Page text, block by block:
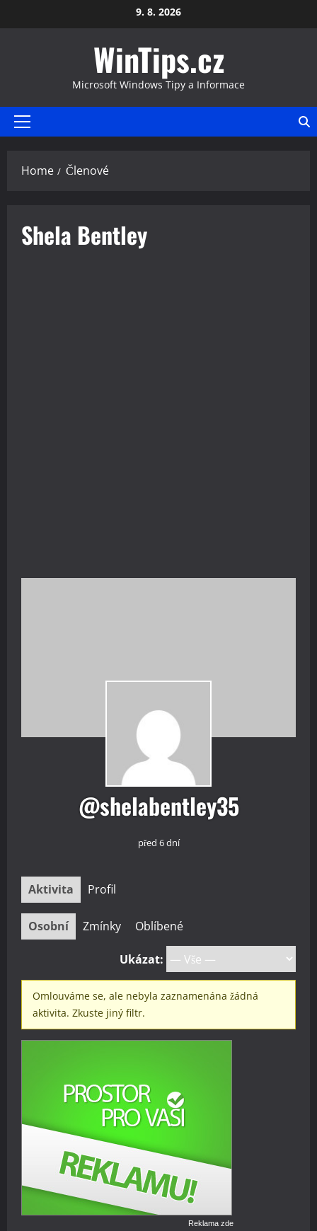
to
9. 8. 2026
WinTips.cz
Microsoft Windows Tipy a Informace
Primary
Home Členové
Shela Bentley
@shelabentley35
před 6 dní
Aktivita Profil
Osobní Zmínky Oblíbené
Ukázat:
Omlouváme se, ale nebyla zaznamenána žádná
aktivita. Zkuste jiný filtr.
Reklama zde